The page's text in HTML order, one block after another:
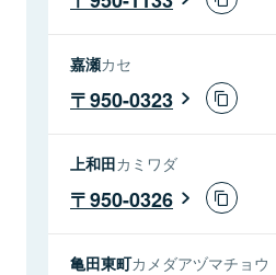
嘉瀬カセ
950-0323
上和田カミワダ
950-0326
亀田東町カメダアヅマチョウ